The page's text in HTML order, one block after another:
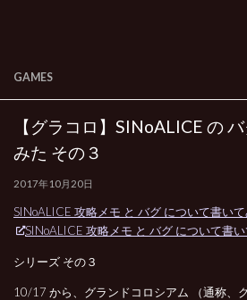
GAMES
【グラコロ】SINoALICE の
みた その３
2017年10月20日
SINoALICE 攻略メモ と バグ について書い
SINoALICE 攻略メモ と バグ について書
シリーズ その３
10/17 から、グランドコロシアム （通称、